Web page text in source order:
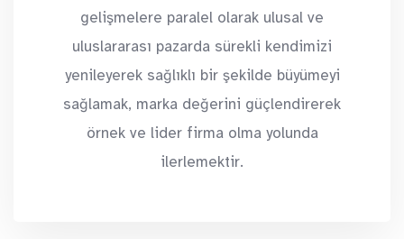
gelişmelere paralel olarak ulusal ve
uluslararası pazarda sürekli kendimizi
yenileyerek sağlıklı bir şekilde büyümeyi
sağlamak, marka değerini güçlendirerek
örnek ve lider firma olma yolunda
ilerlemektir.